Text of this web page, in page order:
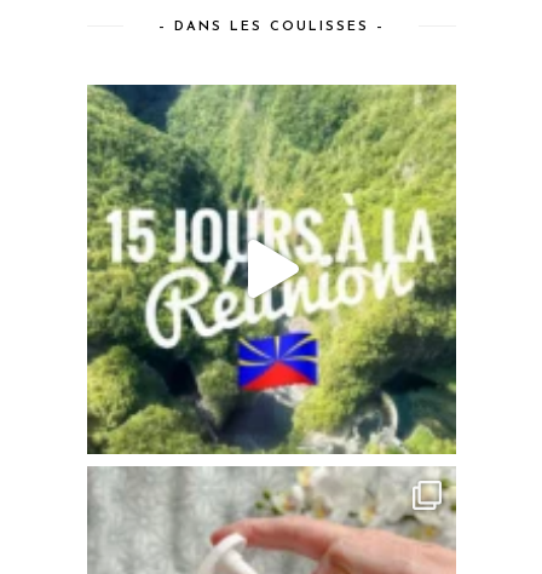
– DANS LES COULISSES –